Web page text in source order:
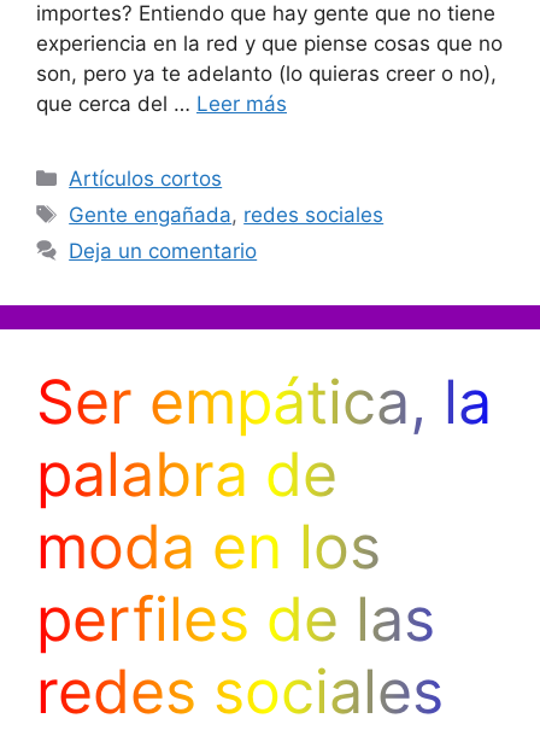
importes? Entiendo que hay gente que no tiene
experiencia en la red y que piense cosas que no
son, pero ya te adelanto (lo quieras creer o no),
que cerca del … Leer más
Categorías
Artículos cortos
Etiquetas
Gente engañada, redes sociales
Deja un comentario
Ser empática, la
palabra de
moda en los
perfiles de las
redes sociales